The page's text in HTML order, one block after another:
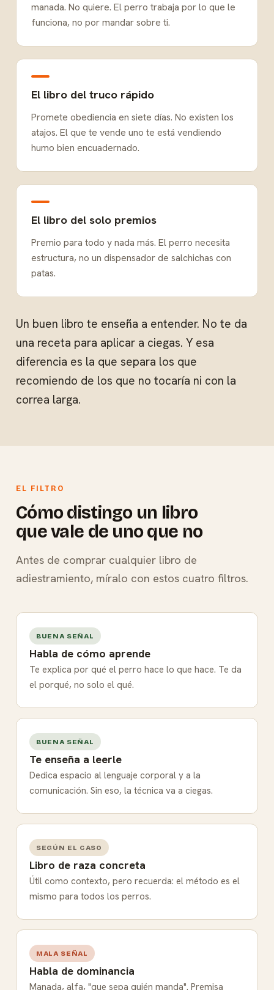
manada. No quiere. El perro trabaja por lo que le
funciona, no por mandar sobre ti.
El libro del truco rápido
Promete obediencia en siete días. No existen los
atajos. El que te vende uno te está vendiendo
humo bien encuadernado.
El libro del solo premios
Premio para todo y nada más. El perro necesita
estructura, no un dispensador de salchichas con
patas.
Un buen libro te enseña a entender. No te da
una receta para aplicar a ciegas. Y esa
diferencia es la que separa los que
recomiendo de los que no tocaría ni con la
correa larga.
EL FILTRO
Cómo distingo un libro
que vale de uno que no
Antes de comprar cualquier libro de
adiestramiento, míralo con estos cuatro filtros.
BUENA SEÑAL
Habla de cómo aprende
Te explica por qué el perro hace lo que hace. Te da
el porqué, no solo el qué.
BUENA SEÑAL
Te enseña a leerle
Dedica espacio al lenguaje corporal y a la
comunicación. Sin eso, la técnica va a ciegas.
SEGÚN EL CASO
Libro de raza concreta
Útil como contexto, pero recuerda: el método es el
mismo para todos los perros.
MALA SEÑAL
Habla de dominancia
Manada, alfa, "que sepa quién manda". Premisa